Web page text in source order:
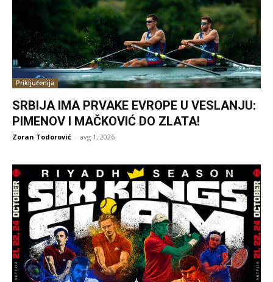
Priključenija
SRBIJA IMA PRVAKE EVROPE U VESLANJU:
PIMENOV I MAČKOVIĆ DO ZLATA!
Zoran Todorović - avg 1, 2026